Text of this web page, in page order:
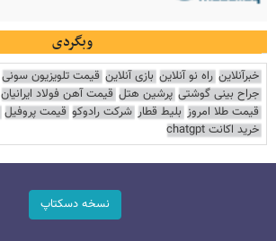
وبگردی
خبرآنلاین راه نو آنلاین بازی آنلاین قیمت تلویزیون سونی
جراح بینی گوشتی پرشین هتل قیمت آهن فولاد ایرانیان
قیمت طلا امروز بلیط قطار شرکت رادوکو قیمت پروفیل
خرید اکانت chatgpt
نسخه دسکتاپ